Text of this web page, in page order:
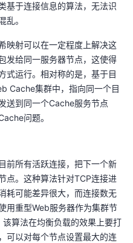
基于连接信息的算法，无法识
乱。
射可以在一定程度上解决这
发给同一服务器节点，这使得
式运行。相对称的是，基于目
Cache集群中，指向同一个目
送到同一个Cache服务节点
问题。
所有活跃连接，把下一个新
点。这种算法针对TCP连接进
耗可能差异很大，而连接数无
用重型Web服务器作为集群节
算法在均衡负载的效果上要打
可以对每个节点设置最大的连